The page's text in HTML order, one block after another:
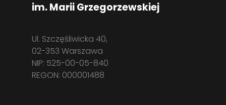
im. Marii Grzegorzewskiej
Ul. Szczęśliwicka 40,
02-353 Warszawa
NIP: 525-00-05-840
REGON: 000001488